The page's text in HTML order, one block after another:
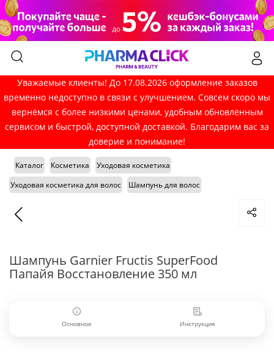
Уважаемые клиенты! До 17.08.2026 оформление заказов
временно недоступно в связи с улучшением. Совсем скоро мы
вернёмся с более низкими ценами, удобным обновлённым
сервисом и быстрой, доступной доставкой. Благодарим вас за
доверие и понимание!
Каталог Косметика
Уходовая косметика
Уходовая косметика для волос
Шампунь для волос
Шампунь Garnier Fructis SuperFood
Папайя Восстановление 350 мл
Основное Инструкция